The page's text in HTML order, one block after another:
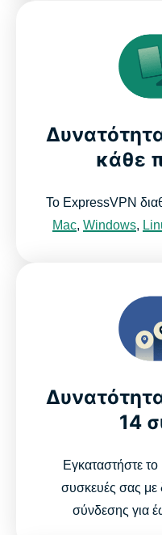
κάθε
Το ExpressVPN
Mac, Windows,
14
Εγκαταστήστε
συσκευές σας με
σύνδεσης για